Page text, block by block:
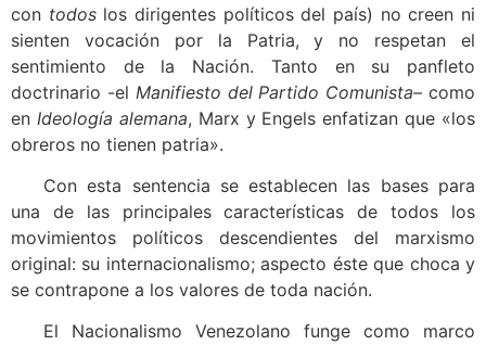
con todoslos dirigentes políticos del país) no creen ni
sienten vocación por la Patria, y no respetan el
sentimiento de la Nación. Tanto en su panfleto
doctrinario -el Manifiesto del Partido Comunista– como
en Ideología alemana, Marx y Engels enfatizan que «los
obreros no tienen patria».
Con esta sentencia se establecen las bases para
una de las principales características de todos los
movimientos políticos descendientes del marxismo
original: su internacionalismo; aspecto éste que choca y
se contrapone a los valores de toda nación.
El Nacionalismo Venezolano funge como marco